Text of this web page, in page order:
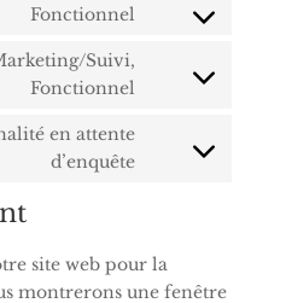
zendesk
Fonctionnel
Consent
service
Suivi,
Fonctionnel
Consent
service
en attente
d’enquête
Consent
site web pour la
montrerons une fenêtre